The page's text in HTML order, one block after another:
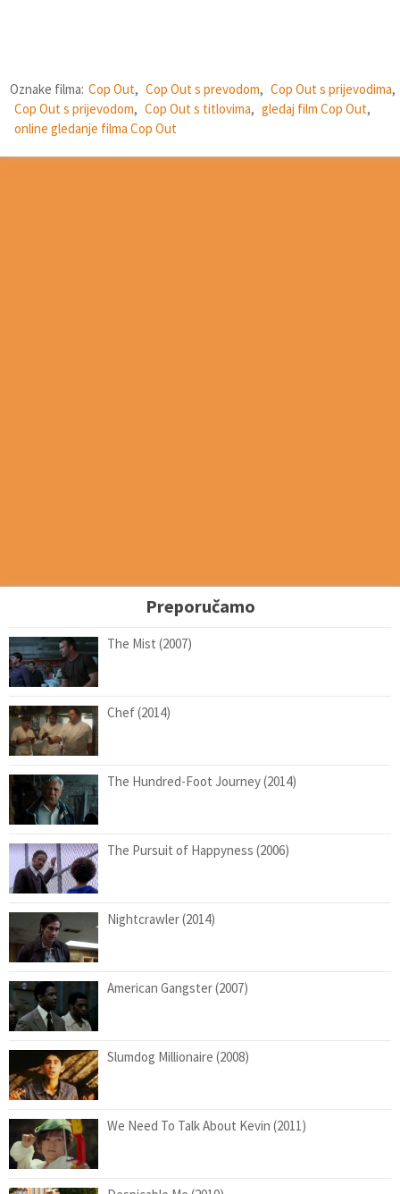
Oznake filma: Cop Out, Cop Out s prevodom, Cop Out s prijevodima,
Cop Out s prijevodom, Cop Out s titlovima, gledaj film Cop Out,
online gledanje filma Cop Out
Preporučamo
The Mist (2007)
Chef (2014)
The Hundred-Foot Journey (2014)
The Pursuit of Happyness (2006)
Nightcrawler (2014)
American Gangster (2007)
Slumdog Millionaire (2008)
We Need To Talk About Kevin (2011)